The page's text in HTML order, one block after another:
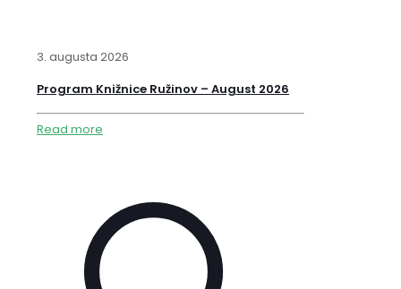
3. augusta 2026
Program Knižnice Ružinov – August 2026
Read more